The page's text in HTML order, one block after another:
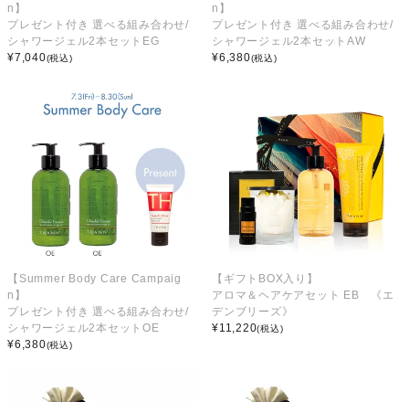
n】
プレゼント付き 選べる組み合わせ/
シャワージェル2本セットEG
¥7,040(税込)
n】
プレゼント付き 選べる組み合わせ/
シャワージェル2本セットAW
¥6,380(税込)
【Summer Body Care Campaig
n】
プレゼント付き 選べる組み合わせ/
シャワージェル2本セットOE
¥6,380(税込)
【ギフトBOX入り】
アロマ＆ヘアケアセット EB 《エ
デンブリーズ》
¥11,220(税込)